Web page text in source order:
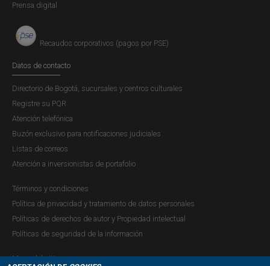
Prensa digital
Recaudos corporativos (pagos por PSE)
Datos de contacto
Directorio de Bogotá, sucursales y centros culturales
Registre su PQR
Atención telefónica
Buzón exclusivo para notificaciones judiciales
Listas de correos
Atención a inversionistas de portafolio
Términos y condiciones
Política de privacidad y tratamiento de datos personales
Políticas de derechos de autor y Propiedad intelectual
Políticas de seguridad de la información
Mapa del sitio